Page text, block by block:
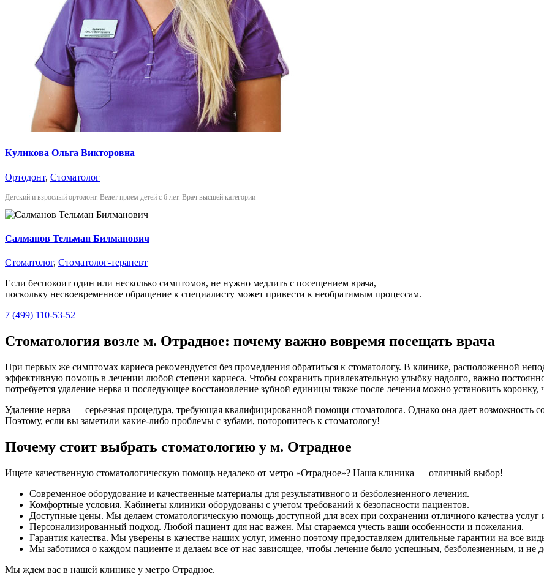
Куликова Ольга Викторовна
Ортодонт, Стоматолог
Детский и взрослый ортодонт. Ведет прием детей с 6 лет. Врач высшей категории
Салманов Тельман Билманович
Стоматолог, Стоматолог-терапевт
Если беспокоит один или несколько симптомов, не нужно медлить с посещением врача,
поскольку несвоевременное обращение к специалисту может привести к необратимым процессам.
7 (499) 110-53-52
Стоматология возле м. Отрадное: почему важно вовремя посещать врача
При первых же симптомах кариеса рекомендуется без промедления обратиться к стоматологу. В клинике, расположенной
эффективную помощь в лечении любой степени кариеса. Чтобы сохранить привлекательную улыбку надолго, важно
потребуется удаление нерва и последующее восстановление зубной единицы также после лечения можно установить
Удаление нерва — серьезная процедура, требующая квалифицированной помощи стоматолога. Однако она дает возможность
Поэтому, если вы заметили какие-либо проблемы с зубами, поторопитесь к стоматологу!
Почему стоит выбрать стоматологию у м. Отрадное
Ищете качественную стоматологическую помощь недалеко от метро «Отрадное»? Наша клиника — отличный выбор!
Современное оборудование и качественные материалы для результативного и безболезненного лечения.
Комфортные условия. Кабинеты клиники оборудованы с учетом требований к безопасности пациентов.
Доступные цены. Мы делаем стоматологическую помощь доступной для всех при сохранении отличного качества услуг
Персонализированный подход. Любой пациент для нас важен. Мы стараемся учесть ваши особенности и пожелания.
Гарантия качества. Мы уверены в качестве наших услуг, именно поэтому предоставляем длительные гарантии на все
Мы заботимся о каждом пациенте и делаем все от нас зависящее, чтобы лечение было успешным, безболезненным, и не
Мы ждем вас в нашей клинике у метро Отрадное.